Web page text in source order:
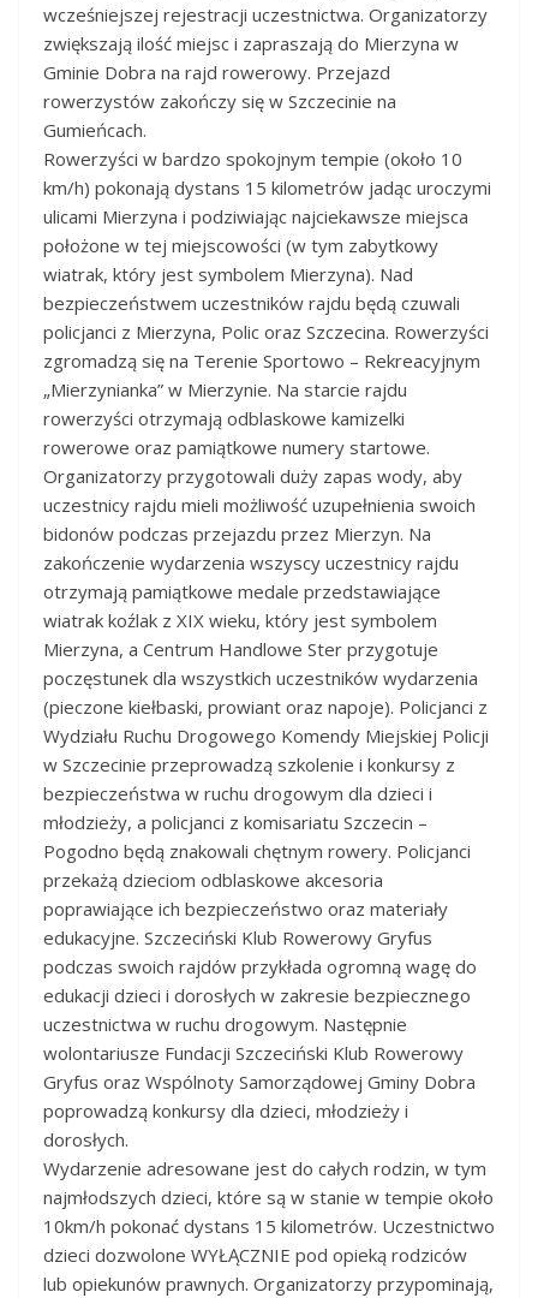
wcześniejszej rejestracji uczestnictwa. Organizatorzy
zwiększają ilość miejsc i zapraszają do Mierzyna w
Gminie Dobra na rajd rowerowy. Przejazd
rowerzystów zakończy się w Szczecinie na
Gumieńcach.
Rowerzyści w bardzo spokojnym tempie (około 10
km/h) pokonają dystans 15 kilometrów jadąc uroczymi
ulicami Mierzyna i podziwiając najciekawsze miejsca
położone w tej miejscowości (w tym zabytkowy
wiatrak, który jest symbolem Mierzyna). Nad
bezpieczeństwem uczestników rajdu będą czuwali
policjanci z Mierzyna, Polic oraz Szczecina. Rowerzyści
zgromadzą się na Terenie Sportowo – Rekreacyjnym
„Mierzynianka” w Mierzynie. Na starcie rajdu
rowerzyści otrzymają odblaskowe kamizelki
rowerowe oraz pamiątkowe numery startowe.
Organizatorzy przygotowali duży zapas wody, aby
uczestnicy rajdu mieli możliwość uzupełnienia swoich
bidonów podczas przejazdu przez Mierzyn. Na
zakończenie wydarzenia wszyscy uczestnicy rajdu
otrzymają pamiątkowe medale przedstawiające
wiatrak koźlak z XIX wieku, który jest symbolem
Mierzyna, a Centrum Handlowe Ster przygotuje
poczęstunek dla wszystkich uczestników wydarzenia
(pieczone kiełbaski, prowiant oraz napoje). Policjanci z
Wydziału Ruchu Drogowego Komendy Miejskiej Policji
w Szczecinie przeprowadzą szkolenie i konkursy z
bezpieczeństwa w ruchu drogowym dla dzieci i
młodzieży, a policjanci z komisariatu Szczecin –
Pogodno będą znakowali chętnym rowery. Policjanci
przekażą dzieciom odblaskowe akcesoria
poprawiające ich bezpieczeństwo oraz materiały
edukacyjne. Szczeciński Klub Rowerowy Gryfus
podczas swoich rajdów przykłada ogromną wagę do
edukacji dzieci i dorosłych w zakresie bezpiecznego
uczestnictwa w ruchu drogowym. Następnie
wolontariusze Fundacji Szczeciński Klub Rowerowy
Gryfus oraz Wspólnoty Samorządowej Gminy Dobra
poprowadzą konkursy dla dzieci, młodzieży i
dorosłych.
Wydarzenie adresowane jest do całych rodzin, w tym
najmłodszych dzieci, które są w stanie w tempie około
10km/h pokonać dystans 15 kilometrów. Uczestnictwo
dzieci dozwolone WYŁĄCZNIE pod opieką rodziców
lub opiekunów prawnych. Organizatorzy przypominają,